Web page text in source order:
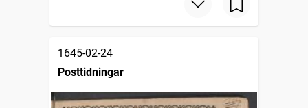
1645-02-24
Posttidningar